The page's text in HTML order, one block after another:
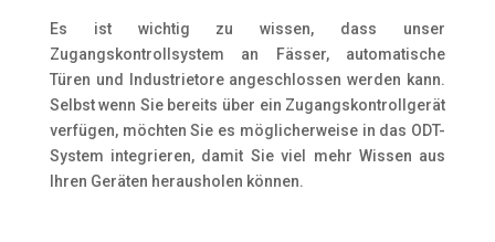
Es ist wichtig zu wissen, dass unser
Zugangskontrollsystem an Fässer, automatische
Türen und Industrietore angeschlossen werden kann.
Selbst wenn Sie bereits über ein Zugangskontrollgerät
verfügen, möchten Sie es möglicherweise in das ODT-
System integrieren, damit Sie viel mehr Wissen aus
Ihren Geräten herausholen können.